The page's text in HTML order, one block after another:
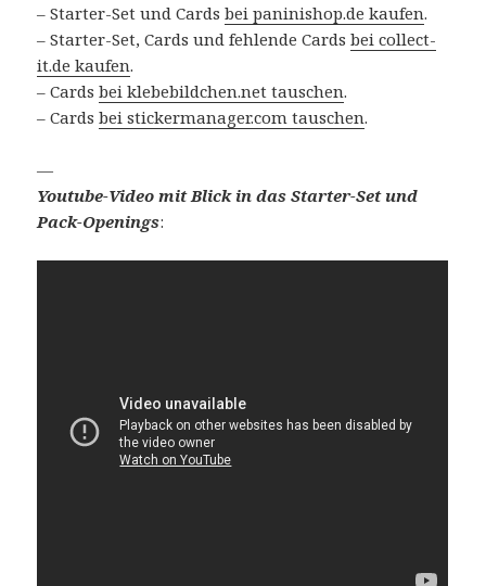
– Starter-Set und Cardsbei paninishop.de kaufen.
– Starter-Set, Cards und fehlende Cardsbei collect-
it.de kaufen.
– Cardsbei klebebildchen.net tauschen.
– Cardsbei stickermanager.com tauschen.
—
Youtube-Video mit Blick in das Starter-Set und
Pack-Openings: